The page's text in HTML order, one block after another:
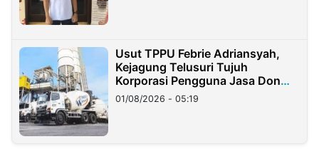
Usut TPPU Febrie Adriansyah,
Kejagung Telusuri Tujuh
Korporasi Pengguna Jasa Don
Ritto
01/08/2026 - 05:19